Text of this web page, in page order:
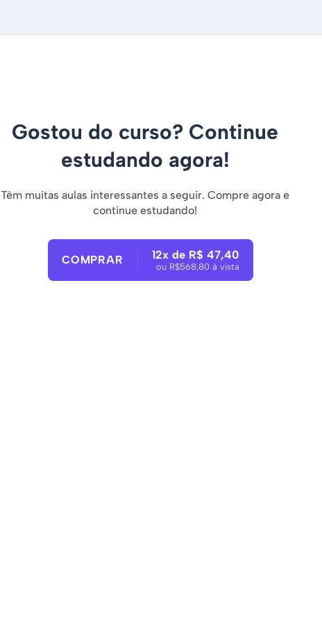
Gostou do curso? Continue
estudando agora!
Têm muitas aulas interessantes a seguir. Compre agora e
continue estudando!
COMPRAR 12x de R$ 47,40
ou R$568,80 à vista